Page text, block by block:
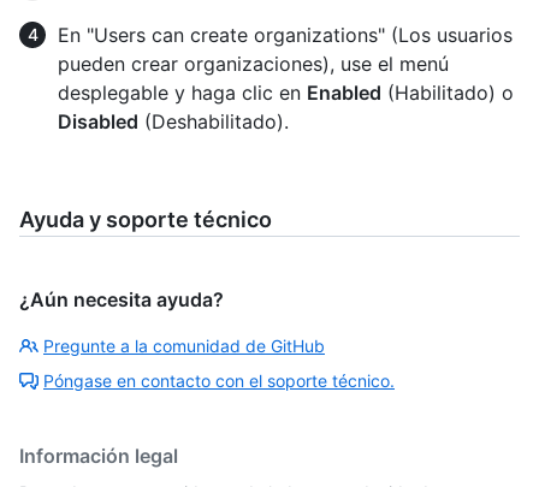
En "Users can create organizations" (Los usuarios
pueden crear organizaciones), use el menú
desplegable y haga clic en Enabled (Habilitado) o
Disabled (Deshabilitado).
Ayuda y soporte técnico
¿Aún necesita ayuda?
Pregunte a la comunidad de GitHub
Póngase en contacto con el soporte técnico.
Información legal